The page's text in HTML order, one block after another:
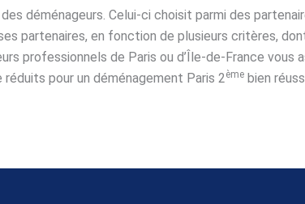
déménageurs. Celui-ci choisit parmi des
partenaires, en fonction de plusieurs critères,
professionnels de Paris ou d’Île-de-France
pour un déménagement Paris 2ème bien